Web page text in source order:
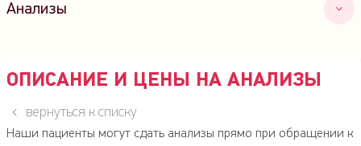
ОПИСАНИЕ И ЦЕНЫ НА АНАЛИЗЫ
вернуться к списку
Наши пациенты могут сдать анализы прямо при обращении к
Анализы
Витамины и микроэлементы
Половые гормоны
Гормоны щитовидной железы